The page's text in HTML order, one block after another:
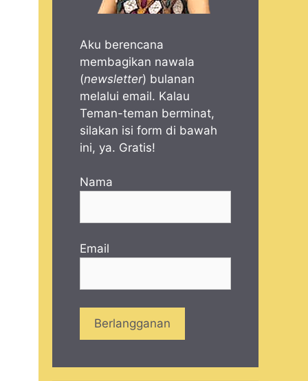
Aku berencana
membagikan nawala
(newsletter) bulanan
melalui email. Kalau
Teman-teman berminat,
silakan isi form di bawah
ini, ya. Gratis!
Nama
Email